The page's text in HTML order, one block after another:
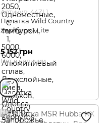
Артикул: 44ZL1
Палатка Wild Country
Zephyros 1 Lite
5 152 грн
Нет в наличии